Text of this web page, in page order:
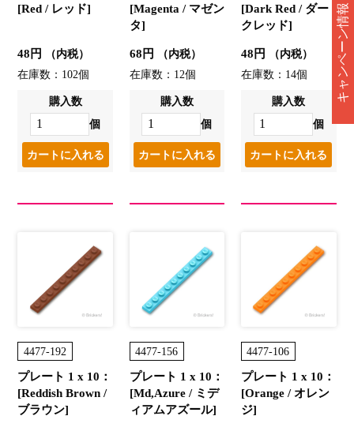
[Red / レッド]
48円
（内税）
在庫数：102個
購入数
個
[Magenta / マゼン
タ]
68円
（内税）
在庫数：12個
購入数
個
[Dark Red / ダー
クレッド]
48円
（内税）
在庫数：14個
購入数
個
4477-192
プレート 1 x 10：
[Reddish Brown /
ブラウン]
4477-156
プレート 1 x 10：
[Md,Azure / ミデ
ィアムアズール]
4477-106
プレート 1 x 10：
[Orange / オレン
ジ]
キャンペーン情報